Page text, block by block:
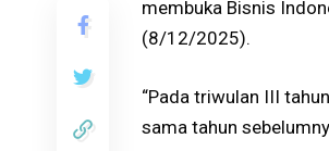
membuka Bisnis
(8/12/2025).
“Pada triwulan III
sama tahun